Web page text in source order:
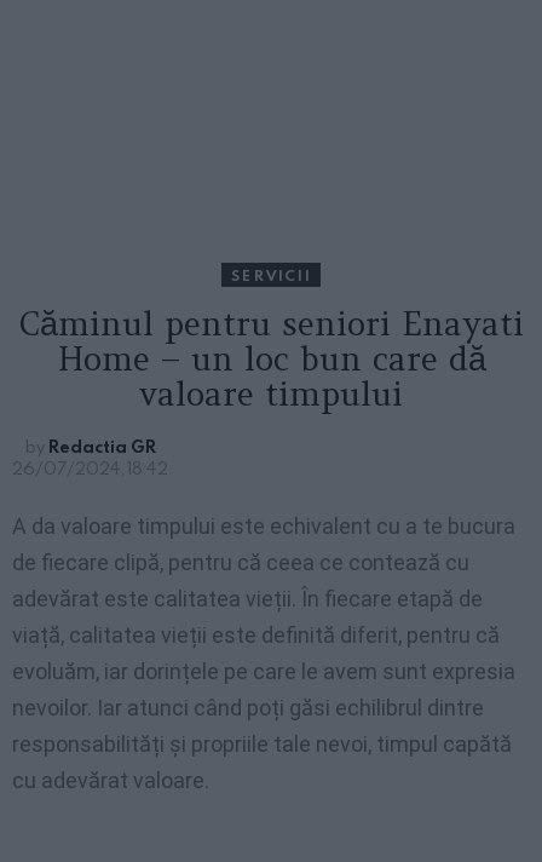
SERVICII
Căminul pentru seniori Enayati
Home – un loc bun care dă
valoare timpului
by Redactia GR
26/07/2024, 18:42
A da valoare timpului este echivalent cu a te bucura
de fiecare clipă, pentru că ceea ce contează cu
adevărat este calitatea vieții. În fiecare etapă de
viață, calitatea vieții este definită diferit, pentru că
evoluăm, iar dorințele pe care le avem sunt expresia
nevoilor. Iar atunci când poți găsi echilibrul dintre
responsabilități și propriile tale nevoi, timpul capătă
cu adevărat valoare.